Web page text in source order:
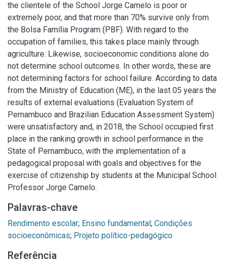
the clientele of the School Jorge Camelo is poor or
extremely poor, and that more than 70% survive only from
the Bolsa Família Program (PBF). With regard to the
occupation of families, this takes place mainly through
agriculture. Likewise, socioeconomic conditions alone do
not determine school outcomes. In other words, these are
not determining factors for school failure. According to data
from the Ministry of Education (ME), in the last 05 years the
results of external evaluations (Evaluation System of
Pernambuco and Brazilian Education Assessment System)
were unsatisfactory and, in 2018, the School occupied first
place in the ranking growth in school performance in the
State of Pernambuco, with the implementation of a
pedagogical proposal with goals and objectives for the
exercise of citizenship by students at the Municipal School
Professor Jorge Camelo.
Palavras-chave
Rendimento escolar; Ensino fundamental; Condições
socioeconômicas; Projeto político-pedagógico
Referência